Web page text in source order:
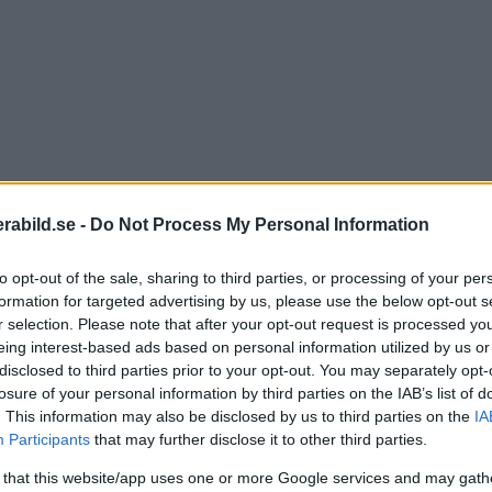
- Do Not Process My Personal Information
opt-out of the sale, sharing to third parties, or processing of your
for targeted advertising by us, please use the below opt-out
selection. Please note that after your opt-out request is processed
interest-based ads based on personal information utilized by us
to third parties prior to your opt-out. You may separately
of your personal information by third parties on the IAB’s list of
This information may also be disclosed by us to third parties on the
Participants that may further disclose it to other third parties.
that this website/app uses one or more Google services and may
objektiv som blir populära alternativ till
med den omtyckta brännvidden 100-400
f/5-6,3. Enligt Tamron ska den endast väga
på Tamrons uppgifter innebär det att det är ett av
ett sätt att hålla nere vikten. Objektivkroppen är
håller nere vikten. Det har också en något